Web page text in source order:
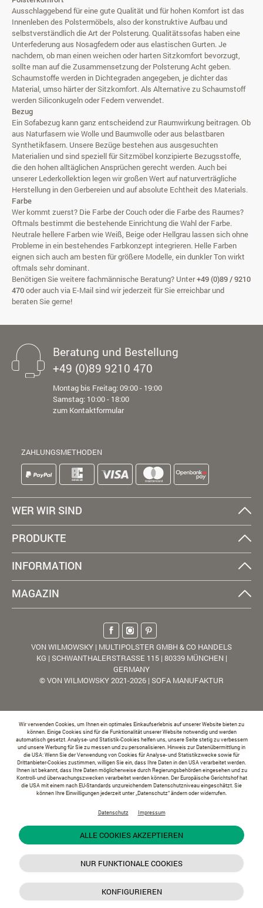
Ausschlaggebend für eine gute Qualität und für hohen Komfort ist das
Innenleben des Polstermöbels, also der konstruktive Aufbau und
selbstverständlich die Art der Polsterung. Qualitätssofas haben eine
Unterfederung aus Nosagfedern oder aus elastischen Gurten. Je
nachdem, ob man einen weichen oder harten Sitzkomfort bevorzugt,
sollte man auf die Zusammensetzung der Polsterung Acht geben.
Schaumstoffe werden in Dichtegraden angegeben, je dichter das
Material, umso härter der Sitzkomfort. Als Alternative zu Schaumstoff
werden Siliconkugeln oder Federn verwendet.
Bezug
Ein Sofabezug kann ganz entscheidend zur Raumwirkung beitragen. Ob
aus Naturfasern wie Wolle und Baumwolle oder aus belastbaren
Synthetikfasern. Unsere Bezüge bestehen aus ausgesuchten
Materialien und sind speziell für Sitzmöbel konzipierte Bezugsstoffe,
die den hohen alltäglichen Ansprüchen gerecht werden. Auch bei
unserer Lederkollektion legen wir großen Wert auf naturverträgliche
Herstellung in den Gerbereien und auf absolute Echtheit des Materials.
Farbe
Wer kommt zuerst? Die Farbe der Couch oder die Farbe des Raumes?
Oftmals bestimmt die bestehende Einrichtung die Wahl der Farbe.
Neutrale hellere Farben wieWeiß, BeigeoderHellgrau lassen sich ohne
Probleme in ein bestehendes Farbkonzept integrieren. Helle Farben
eignen sich auch am besten für größere Modelle, ein dunkler Ton wirkt
oftmals sehr dominant.
Benötigen Sie weitere fachmännische Beratung? Unter+49 (0)89 / 9210
470oder auch via E-Mail sind wir jederzeit für Sie erreichbar und
beraten Sie gerne!
Beratung und Bestellung
+49 (0)89 9210 470
Montag bis Freitag: 09:00 - 19:00
Samstag: 10:00 - 18:00
zum Kontaktformular
ZAHLUNGSMETHODEN
WER WIR SIND
PRODUKTE
INFORMATION
MAGAZIN
VON WILMOWSKY | MULTIPOLSTER GMBH & CO HANDELS
KG | SCHWANTHALERSTRASSE 115 | 80339 MÜNCHEN |
GERMANY
© VON WILMOWSKY 2021-2026 | SOFA MANUFAKTUR
Wir verwenden Cookies, um Ihnen ein optimales Einkaufserlebnis auf unserer Website bieten zu
können. Einige Cookies sind für die Funktionalität unserer Website notwendig und werden
automatisch gesetzt. Analyse- und Statistik-Cookies helfen uns, unsere Seite stetig zu verbessern
und unsere Werbung für Sie zu messen und zu personalisieren. Hinweis zur Datenübermittlung in
die USA: Wenn Sie der Verwendung von Cookies für Analyse- und Statistikzwecke sowie für
Drittanbieter-Cookies zustimmen, willigen Sie ein, dass Ihre Daten in den USA verarbeitet werden.
Ihnen ist bekannt, dass Ihre Daten möglicherweise durch Regierungsbehörden eingesehen und zu
Kontroll- und überwachungszwecken verarbeitet werden können. Der Europäische Gerichtshof hat
die USA mit einem nach EU-Standards unzureichendem Datenschutzniveau eingeschätzt. Sie
können Ihre Einwilligungen jederzeit unter „Datenschutz“ ändern oder widerrufen.
Datenschutz Impressum
ALLE COOKIES AKZEPTIEREN
NUR FUNKTIONALE COOKIES
KONFIGURIEREN